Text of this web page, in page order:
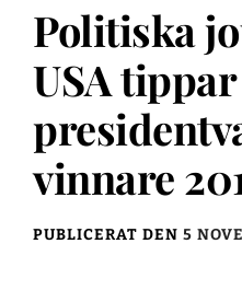
Politiska
USA tippar
vinnare
PUBLICERAT DEN 5